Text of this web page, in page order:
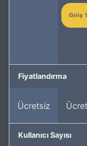
Giriş
Fiyatlandırma
Ücretsiz
Kullanıcı Sayısı